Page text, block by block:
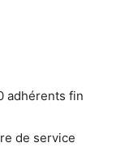
adhérents fin
de service